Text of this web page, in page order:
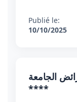
Publié le:
10/10/2025
الجامعة
****